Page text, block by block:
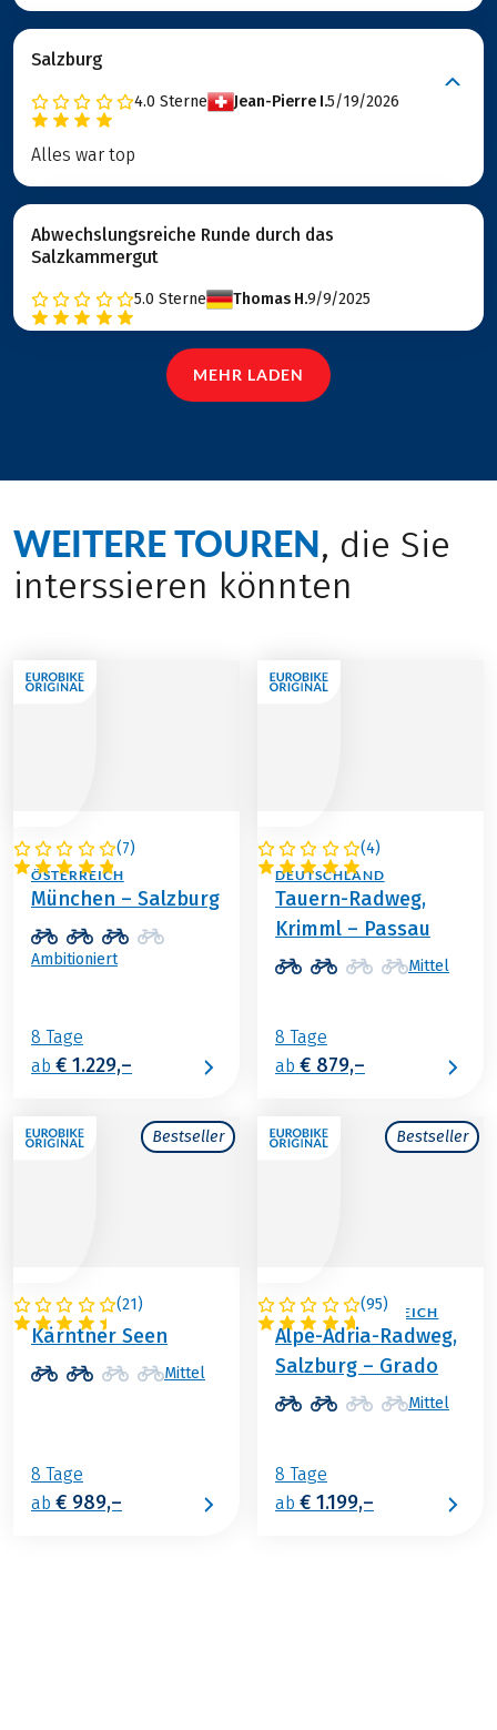
Salzburg
4.0 Sterne Jean-Pierre I.5/19/2026
Alles war top
Abwechslungsreiche Runde durch das
Salzkammergut
5.0 Sterne Thomas H.9/9/2025
MEHR LADEN
WEITERE TOUREN, die Sie
interssieren könnten
(7)
DEUTSCHLAND /
ÖSTERREICH
München – Salzburg
Ambitioniert
8 Tage
ab € 1.229,–
(4)
ÖSTERREICH /
DEUTSCHLAND
Tauern-Radweg,
Krimml – Passau
Mittel
8 Tage
ab € 879,–
Bestseller
(21)
ÖSTERREICH
Kärntner Seen
Mittel
8 Tage
ab € 989,–
Bestseller
(95)
ITALIEN / ÖSTERREICH
Alpe-Adria-Radweg,
Salzburg – Grado
Mittel
8 Tage
ab € 1.199,–